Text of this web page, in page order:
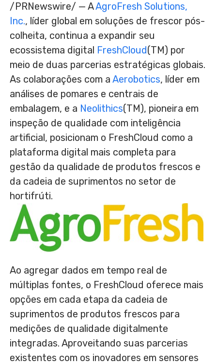
/PRNewswire/ — AAgroFresh Solutions,
Inc., líder global em soluções de frescor pós-
colheita, continua a expandir seu
ecossistema digital FreshCloud(TM) por
meio de duas parcerias estratégicas globais.
As colaborações com a Aerobotics, líder em
análises de pomares e centrais de
embalagem, e a Neolithics(TM), pioneira em
inspeção de qualidade com inteligência
artificial, posicionam o FreshCloud como a
plataforma digital mais completa para
gestão da qualidade de produtos frescos e
da cadeia de suprimentos no setor de
hortifrúti.
Ao agregar dados em tempo real de
múltiplas fontes, o FreshCloud oferece mais
opções em cada etapa da cadeia de
suprimentos de produtos frescos para
medições de qualidade digitalmente
integradas. Aproveitando suas parcerias
existentes com os inovadores em sensores